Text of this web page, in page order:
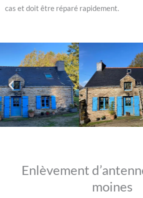
cas et doit être réparé rapidement.
Enlèvement
moines